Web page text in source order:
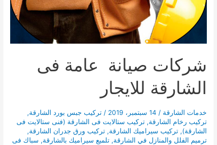
شركات صيانة عامة فى
الشارقة للايجار
خدمات الشارقة / 14 سبتمبر، 2019 /تركيب جبس بورد الشارقة,
تركيب رخام الشارقة,تركيب ستالايت فى الشارقة (فنى ستالايت فى
الشارقة),تركيب سيراميك الشارقة,تركيب ورق جدران الشارقة,
ترميم الفلل والمنازل في الشارقة,تلميع سيراميك بالشارقة, سباك فى